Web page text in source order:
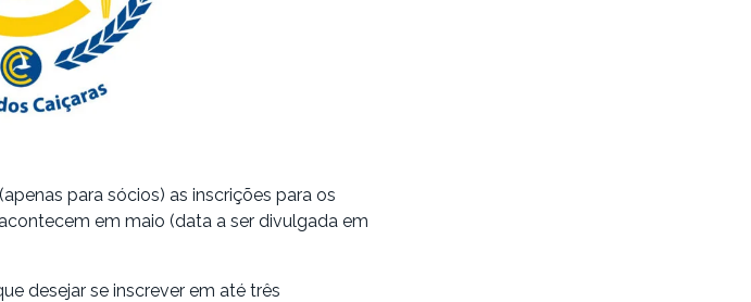
para sócios) as inscrições para os
em maio (data a ser divulgada em
desejar se inscrever em até três